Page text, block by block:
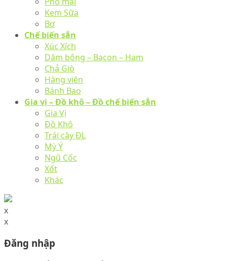
Kem Sữa
Bơ
Chế biến sẵn
Xúc Xích
Dăm bông – Bacon – Ham
Chả Giò
Hàng viên
Bánh Bao
Gia vị – Đồ khô – Đồ chế biến sẵn
Gia Vị
Đồ Khô
Trái cây ĐL
Mỳ Ý
Ngũ Cốc
Xốt
Khác
x
x
Đăng nhập